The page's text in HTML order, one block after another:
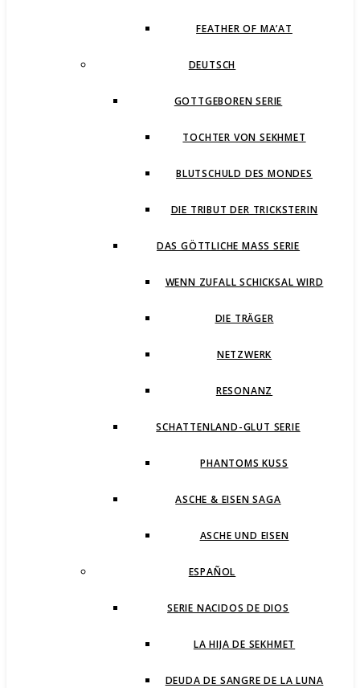
FEATHER OF MA’AT
DEUTSCH
GOTTGEBOREN SERIE
TOCHTER VON SEKHMET
BLUTSCHULD DES MONDES
DIE TRIBUT DER TRICKSTERIN
DAS GÖTTLICHE MASS SERIE
WENN ZUFALL SCHICKSAL WIRD
DIE TRÄGER
NETZWERK
RESONANZ
SCHATTENLAND-GLUT SERIE
PHANTOMS KUSS
ASCHE & EISEN SAGA
ASCHE UND EISEN
ESPAÑOL
SERIE NACIDOS DE DIOS
LA HIJA DE SEKHMET
DEUDA DE SANGRE DE LA LUNA